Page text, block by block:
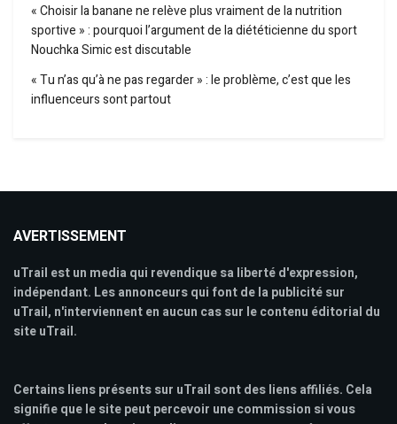
« Choisir la banane ne relève plus vraiment de la nutrition
sportive » : pourquoi l’argument de la diététicienne du sport
Nouchka Simic est discutable
« Tu n’as qu’à ne pas regarder » : le problème, c’est que les
influenceurs sont partout
AVERTISSEMENT
uTrail est un media qui revendique sa liberté d'expression,
indépendant. Les annonceurs qui font de la publicité sur
uTrail, n'interviennent en aucun cas sur le contenu éditorial du
site uTrail.
Certains liens présents sur uTrail sont des liens affiliés. Cela
signifie que le site peut percevoir une commission si vous